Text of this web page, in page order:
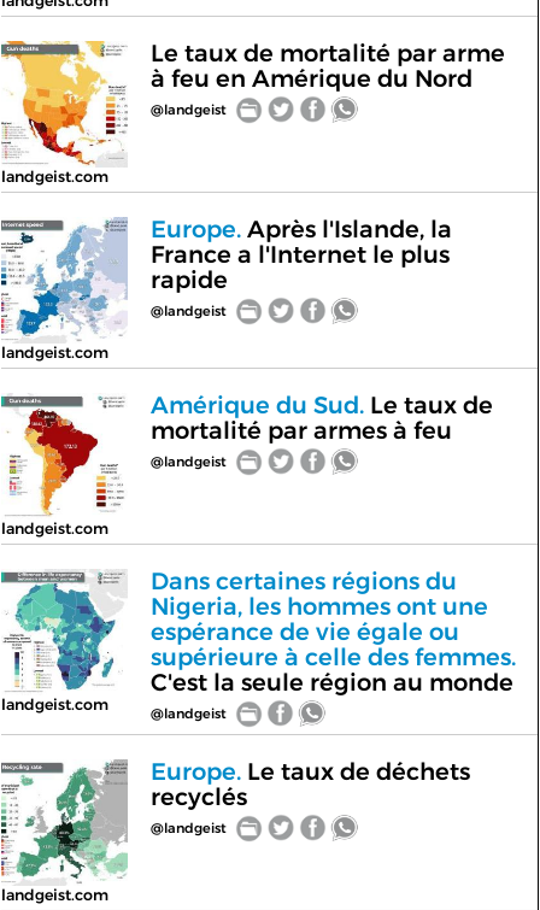
landgeist.com
Le taux de mortalité par arme
à feu en Amérique du Nord
@landgeist
landgeist.com
Europe.Après l'Islande, la
France a l'Internet le plus
rapide
@landgeist
landgeist.com
Amérique du Sud.Le taux de
mortalité par armes à feu
@landgeist
landgeist.com
Dans certaines régions du
Nigeria, les hommes ont une
espérance de vie égale ou
supérieure à celle des femmes.
C'est la seule région au monde
@landgeist
landgeist.com
Europe.Le taux de déchets
recyclés
@landgeist